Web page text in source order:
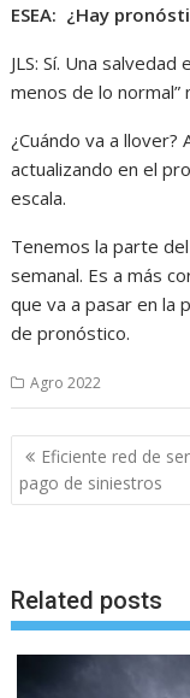
ESEA: ¿Hay
JLS: Sí. Una
menos de lo normal”
¿Cuándo va a
actualizando en el
escala.
Tenemos la parte
semanal. Es a más
que va a pasar en la
de pronóstico.
Agro 2022
Navegación
de
entradas
Eficiente red de
pago de siniestros
Related posts